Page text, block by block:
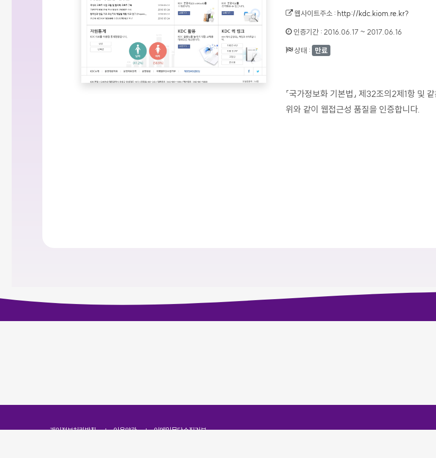
웹사이트주소 :http://kdc.kiom.re.kr?
인증기간 : 2016.06.17 ~ 2017.06.16
상태 : 만료
「국가정보화 기본법」 제32조의2제1항 및
위와 같이 웹접근성 품질을 인증합니다.
개인정보처리방침 이용약관 이메일무단수집거부